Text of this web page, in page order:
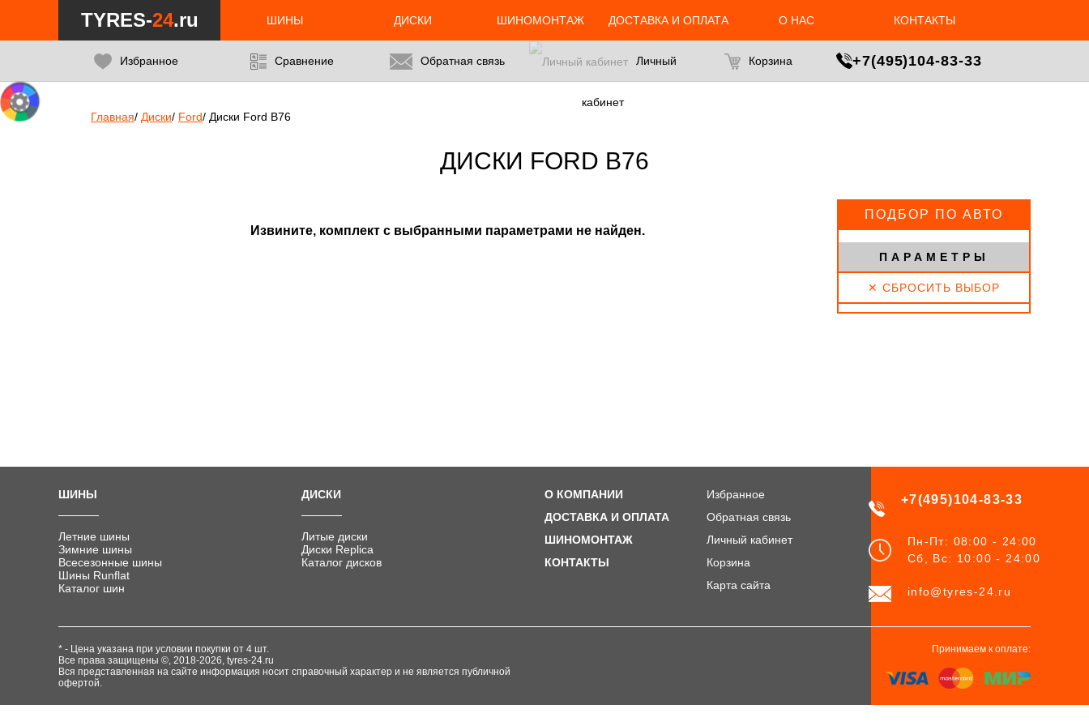
TYRES-24.ru ШИНЫ ДИСКИ ШИНОМОНТАЖ ДОСТАВКА И ОПЛАТА О НАС КОНТАКТЫ
Избранное Сравнение Обратная связь Личный
кабинет
Корзина +7(495)104-83-33
Главная/ Диски/ Ford/ Диски Ford B76
ДИСКИ FORD B76
Извините, комплект с выбранными параметрами не найден.
ПОДБОР ПО АВТО
ПАРАМЕТРЫ
✕ СБРОСИТЬ ВЫБОР
ШИНЫ
Летние шины
Зимние шины
Всесезонные шины
Шины Runflat
Каталог шин
ДИСКИ
Литые диски
Диски Replica
Каталог дисков
О КОМПАНИИ
ДОСТАВКА И ОПЛАТА
ШИНОМОНТАЖ
КОНТАКТЫ
Избранное
Обратная связь
Личный кабинет
Корзина
Карта сайта
+7(495)104-83-33
Пн-Пт: 08:00 - 24:00
Сб, Вс: 10:00 - 24:00
info@tyres-24.ru
* - Цена указана при условии покупки от 4 шт.
Все права защищены ©, 2018-2026, tyres-24.ru
Вся представленная на сайте информация носит справочный характер и не является публичной
офертой.
Принимаем к оплате: